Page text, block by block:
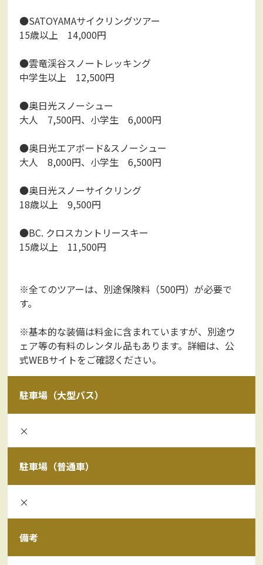
●SATOYAMAサイクリングツアー
15歳以上 14,000円
●雲竜渓谷スノートレッキング
中学生以上 12,500円
●奥日光スノーシュー
大人 7,500円、小学生 6,000円
●奥日光エアボード&スノーシュー
大人 8,000円、小学生 6,500円
●奥日光スノーサイクリング
18歳以上 9,500円
●BC. クロスカントリースキー
15歳以上 11,500円
※全てのツアーは、別途保険料（500円）が必要で
す。
※基本的な装備は料金に含まれていますが、別途ウ
ェア等の有料のレンタル品もあります。詳細は、公
式WEBサイトをご確認ください。
駐車場（大型バス）
×
駐車場（普通車）
×
備考